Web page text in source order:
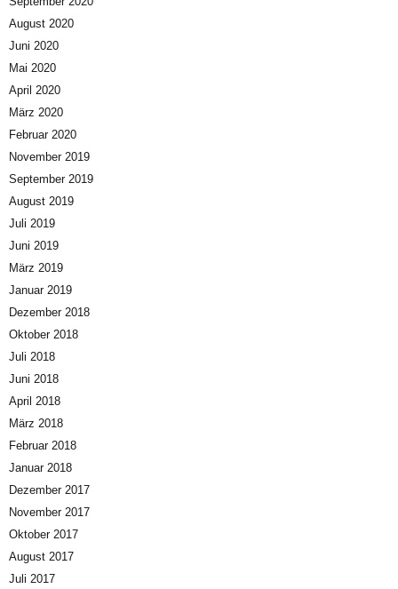
August 2020
Juni 2020
Mai 2020
April 2020
März 2020
Februar 2020
November 2019
September 2019
August 2019
Juli 2019
Juni 2019
März 2019
Januar 2019
Dezember 2018
Oktober 2018
Juli 2018
Juni 2018
April 2018
März 2018
Februar 2018
Januar 2018
Dezember 2017
November 2017
Oktober 2017
August 2017
Juli 2017